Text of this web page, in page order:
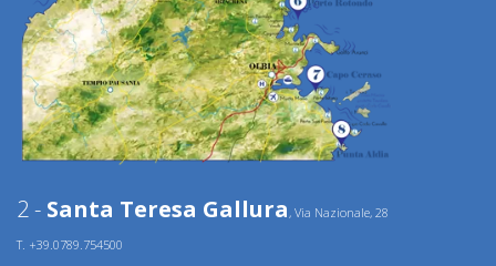
2 - Santa Teresa Gallura, Via Nazionale, 28
T. +39.0789.754500